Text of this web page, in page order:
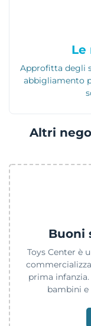
Le
Approfitta degli
abbigliamento
Altri
Buoni
Toys Center è
prima
bambini e